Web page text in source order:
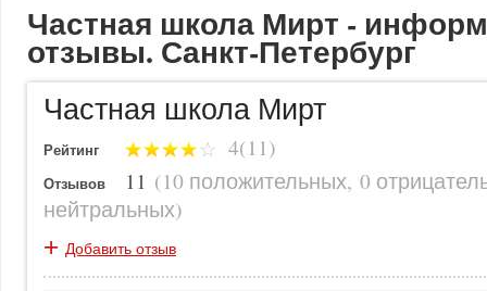
Частная школа Мирт -
отзывы. Санкт-Петербург
Частная школа Мирт
Рейтинг 4(11)
Отзывов 11 (10 положительных, 0
нейтральных)
+ Добавить отзыв